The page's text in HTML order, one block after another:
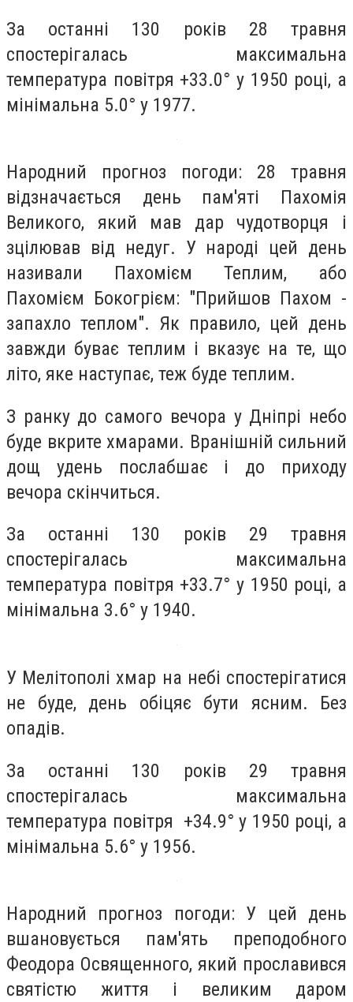
За останні 130 років 28 травня
спостерігалась максимальна
температура повітря +33.0° у 1950 році, а
мінімальна 5.0° у 1977.
Народний прогноз погоди: 28 травня
відзначається день пам'яті Пахомія
Великого, який мав дар чудотворця і
зцілював від недуг. У народі цей день
називали Пахомієм Теплим, або
Пахомієм Бокогрієм: "Прийшов Пахом -
запахло теплом". Як правило, цей день
завжди буває теплим і вказує на те, що
літо, яке наступає, теж буде теплим.
З ранку до самого вечора у Дніпрі небо
буде вкрите хмарами. Вранішній сильний
дощ удень послабшає і до приходу
вечора скінчиться.
За останні 130 років 29 травня
спостерігалась максимальна
температура повітря +33.7° у 1950 році, а
мінімальна 3.6° у 1940.
У Мелітополі хмар на небі спостерігатися
не буде, день обіцяє бути ясним. Без
опадів.
За останні 130 років 29 травня
спостерігалась максимальна
температура повітря +34.9° у 1950 році, а
мінімальна 5.6° у 1956.
Народний прогноз погоди: У цей день
вшановується пам'ять преподобного
Феодора Освященного, який прославився
святістю життя і великим даром